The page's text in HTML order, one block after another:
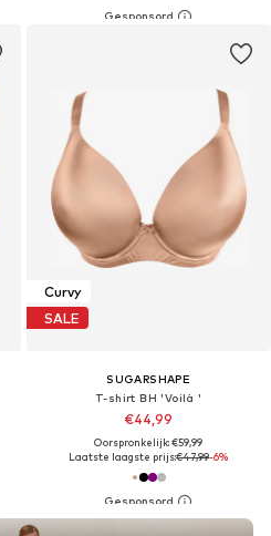
Curvy
SALE
SUGARSHAPE
T-shirt BH 'Voilà '
€44,99
Oorspronkelijk: €59,99
Laatste laagste prijs:€47,99-6%